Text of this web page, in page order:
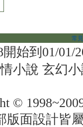
常
始到01/01/
小說 玄幻
©
版面設計皆